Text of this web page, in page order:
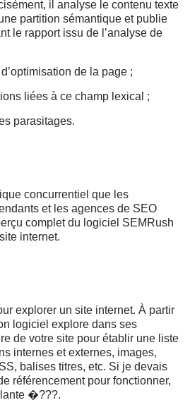
il analyse le contenu texte
partition sémantique et publie
le rapport issu de l’analyse de
de la page ;
liées à ce champ lexical ;
parasitages.
concurrentiel que les
et les agences de SEO
complet du logiciel SEMRush
internet.
explorer un site internet. À partir
logiciel explore dans ses
de votre site pour établir une liste
internes et externes, images,
balises titres, etc. Si je devais
référencement pour fonctionner,
�???.